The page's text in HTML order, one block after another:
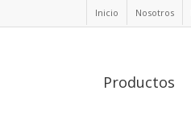
Inicio Nosotros
Productos